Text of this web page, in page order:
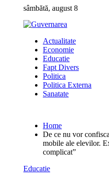
content
sâmbătă, august 8
Actualitate
Economie
Educatie
Fapt Divers
Politica
Politica Externa
Sanatate
Home
De ce nu vor
mobile ale elevilor.
complicat”
Educatie